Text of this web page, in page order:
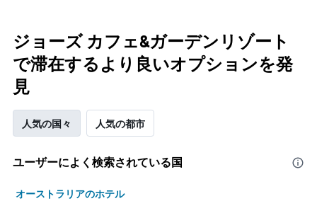
ジョーズ カフェ&ガーデンリゾート
で滞在するより良いオプションを発
見
人気の国々 人気の都市
ユーザーによく検索されている国
オーストラリアのホテル